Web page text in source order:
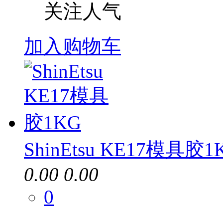
关注人气
加入购物车
ShinEtsu KE17模具胶
0.00 0.00
0